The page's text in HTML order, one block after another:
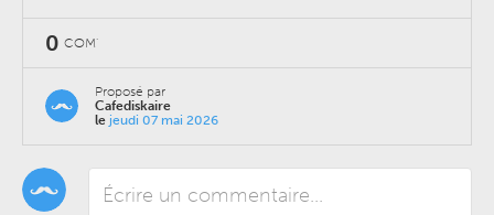
0 COM'
Proposé par
Cafediskaire
le jeudi 07 mai 2026